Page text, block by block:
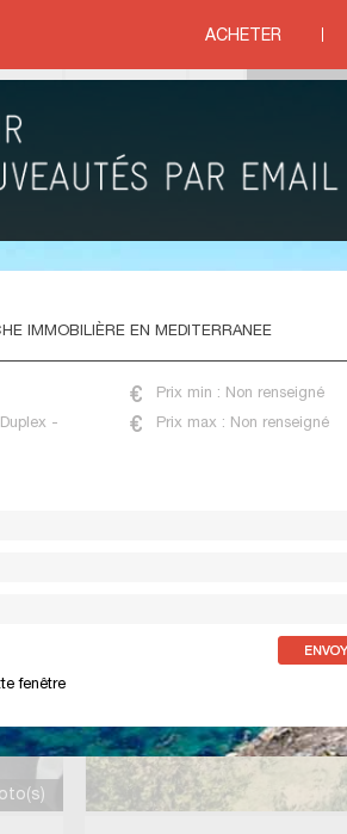
ACHETER
DUPLEX BORD DE MER
MEDITERRANEE
IMMOBILIÈRE EN MEDITERRANEE
Prix min : Non renseigné
-
Prix max : Non renseigné
fenêtre